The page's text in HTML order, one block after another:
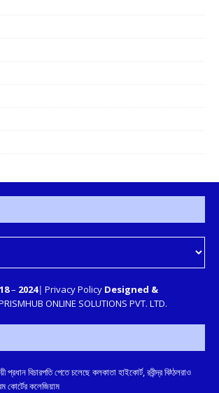
– 2024| Privacy Policy Designed &
ONLINE SOLUTIONS PVT. LTD.
প্রধান বিচারপতি পেতে চলেছে কলকাতা হাইকোর্ট, রবীন্দ্র বিঠ্ঠলরাও
কোর্টের কলেজিয়াম